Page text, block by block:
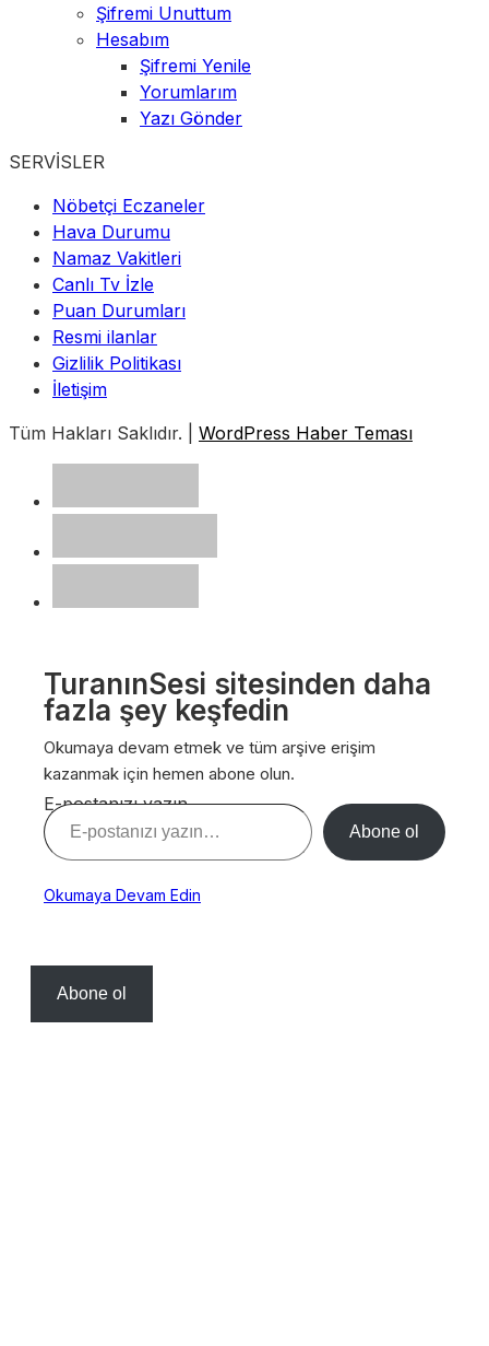
Şifremi Unuttum
Hesabım
Şifremi Yenile
Yorumlarım
Yazı Gönder
SERVİSLER
Nöbetçi Eczaneler
Hava Durumu
Namaz Vakitleri
Canlı Tv İzle
Puan Durumları
Resmi ilanlar
Gizlilik Politikası
İletişim
Tüm Hakları Saklıdır. | WordPress Haber Teması
TuranınSesi sitesinden daha
fazla şey keşfedin
Okumaya devam etmek ve tüm arşive erişim
kazanmak için hemen abone olun.
E-postanızı yazın…
Abone ol
Okumaya Devam Edin
Abone ol